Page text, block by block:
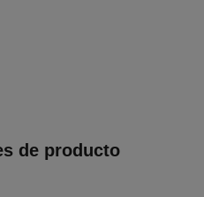
de producto